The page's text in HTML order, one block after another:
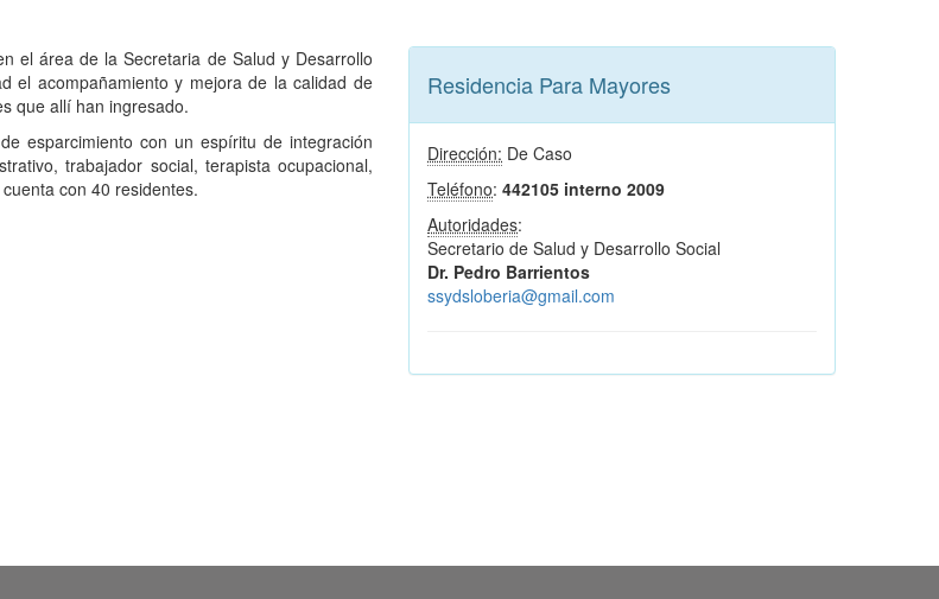
el área de la Secretaria de Salud y Desarrollo
el acompañamiento y mejora de la calidad de
que allí han ingresado.
esparcimiento con un espíritu de integración
trabajador social, terapista ocupacional,
con 40 residentes.
Residencia Para Mayores
Dirección: De Caso
Teléfono: 442105 interno 2009
Autoridades:
Secretario de Salud y Desarrollo Social
Dr. Pedro Barrientos
ssydsloberia@gmail.com